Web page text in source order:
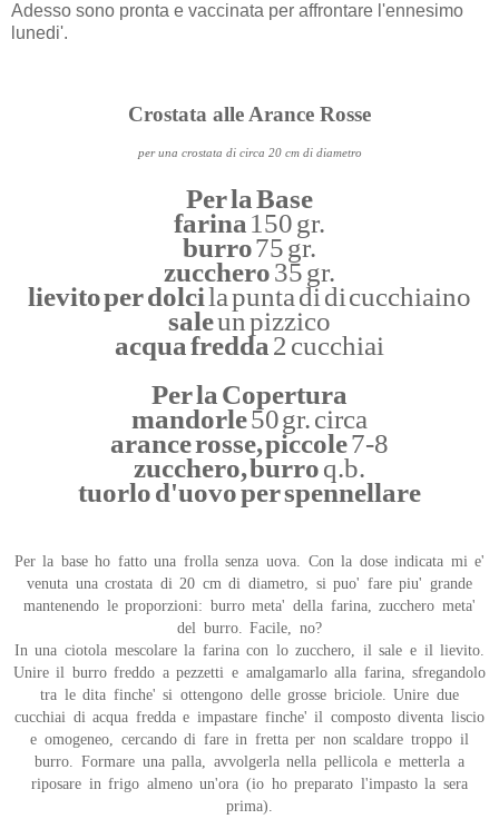
Adesso sono pronta e vaccinata per affrontare l'ennesimo
lunedi'.
Crostata alle Arance Rosse
per una crostata di circa 20 cm di diametro
Per la Base
farina 150 gr.
burro75 gr.
zucchero35 gr.
lievito per dolcila punta di di cucchiaino
saleun pizzico
acqua fredda 2 cucchiai
Per la Copertura
mandorle50 gr. circa
arance rosse, piccole7-8
zucchero, burroq.b.
tuorlo d'uovo per spennellare
Per la base ho fatto una frolla senza uova. Con la dose indicata mi e'
venuta una crostata di 20 cm di diametro, si puo' fare piu' grande
mantenendo le proporzioni: burro meta' della farina, zucchero meta'
del burro. Facile, no?
In una ciotola mescolare la farina con lo zucchero, il sale e il lievito.
Unire il burro freddo a pezzetti e amalgamarlo alla farina, sfregandolo
tra le dita finche' si ottengono delle grosse briciole. Unire due
cucchiai di acqua fredda e impastare finche' il composto diventa liscio
e omogeneo, cercando di fare in fretta per non scaldare troppo il
burro. Formare una palla, avvolgerla nella pellicola e metterla a
riposare in frigo almeno un'ora (io ho preparato l'impasto la sera
prima).